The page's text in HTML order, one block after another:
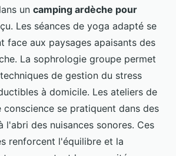
un camping ardèche pour
Les séances de yoga adapté se
face aux paysages apaisants des
La sophrologie groupe permet
de gestion du stress
à domicile. Les ateliers de
se pratiquent dans des
l'abri des nuisances sonores. Ces
renforcent l'équilibre et la